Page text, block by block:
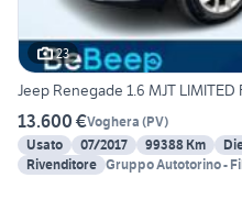
23
Jeep Renegade 1.6 MJT LIMITED
13.600 €Voghera (PV)
Usato
07/2017 99388 Km
Rivenditore Gruppo Autotorino -